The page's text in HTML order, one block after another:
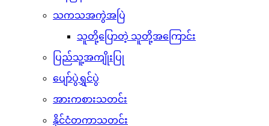
သကသအကွဲအပြဲ
သူတို့ပြောတဲ့ သူတို့အကြောင်း
ပြည်သူ့အကျိုးပြု
ပျော်ပွဲရွှင်ပွဲ
အားကစားသတင်း
နိုင်ငံတကာသတင်း